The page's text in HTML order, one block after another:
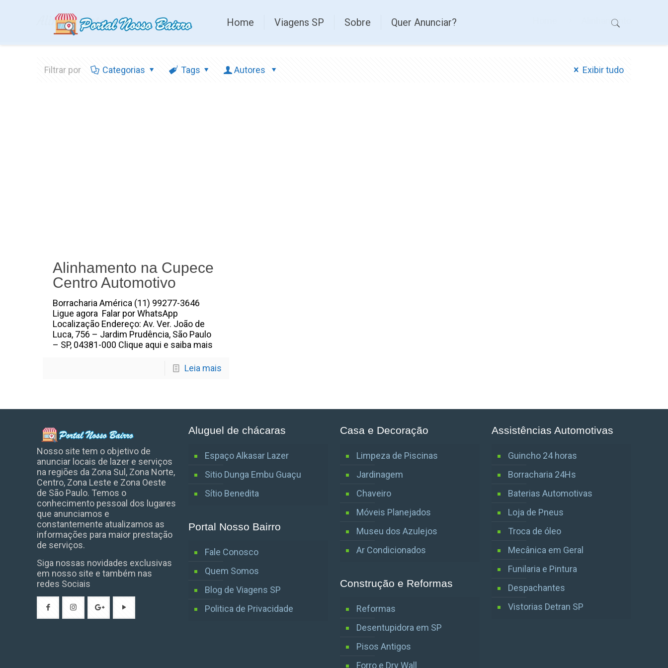
Home Viagens SP Sobre Quer Anunciar?
Alinhamento Alinhamento
Filtrar por Categorias Tags Autores Exibir tudo
Alinhamento na Cupece
Centro Automotivo
Borracharia América (11) 99277-3646
Ligue agora Falar por WhatsApp
Localização Endereço: Av. Ver. João de
Luca, 756 – Jardim Prudência, São Paulo
– SP, 04381-000 Clique aqui e saiba mais
Leia mais
Nosso site tem o objetivo de
anunciar locais de lazer e serviços
na regiões da Zona Sul, Zona Norte,
Centro, Zona Leste e Zona Oeste
de São Paulo. Temos o
conhecimento pessoal dos lugares
que anunciamos e
constantemente atualizamos as
informações para maior prestação
de serviços.
Siga nossas novidades exclusivas
em nosso site e também nas
redes Sociais
Aluguel de chácaras
Espaço Alkasar Lazer
Sitio Dunga Embu Guaçu
Sítio Benedita
Portal Nosso Bairro
Fale Conosco
Quem Somos
Blog de Viagens SP
Politica de Privacidade
Casa e Decoração
Limpeza de Piscinas
Jardinagem
Chaveiro
Móveis Planejados
Museu dos Azulejos
Ar Condicionados
Construção e Reformas
Reformas
Desentupidora em SP
Pisos Antigos
Forro e Dry Wall
Assistências Automotivas
Guincho 24 horas
Borracharia 24Hs
Baterias Automotivas
Loja de Pneus
Troca de óleo
Mecânica em Geral
Funilaria e Pintura
Despachantes
Vistorias Detran SP